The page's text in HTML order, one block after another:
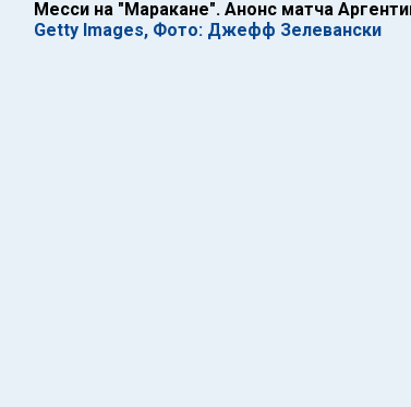
Месси на "Маракане". Анонс матча
Getty Images, Фото: Джефф Зелевански